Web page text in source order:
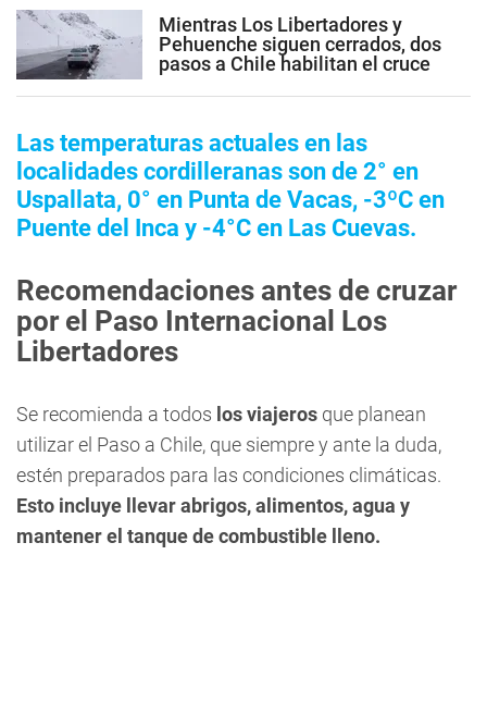
Mientras Los Libertadores y
Pehuenche siguen cerrados, dos
pasos a Chile habilitan el cruce
Las temperaturas actuales en las
localidades cordilleranas son de 2° en
Uspallata, 0° en Punta de Vacas, -3ºC en
Puente del Inca y -4°C en Las Cuevas.
Recomendaciones antes de cruzar
por el Paso Internacional Los
Libertadores
Se recomienda a todos los viajeros que planean
utilizar el Paso a Chile, que siempre y ante la duda,
estén preparados para las condiciones climáticas.
Esto incluye llevar abrigos, alimentos, agua y
mantener el tanque de combustible lleno.